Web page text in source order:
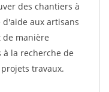
des chantiers à
aux artisans
manière
la recherche de
travaux.